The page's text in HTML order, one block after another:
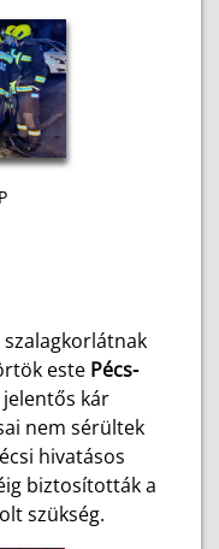
este Pécs-
kár
nem sérültek
hivatásos
biztosították a
szükség.